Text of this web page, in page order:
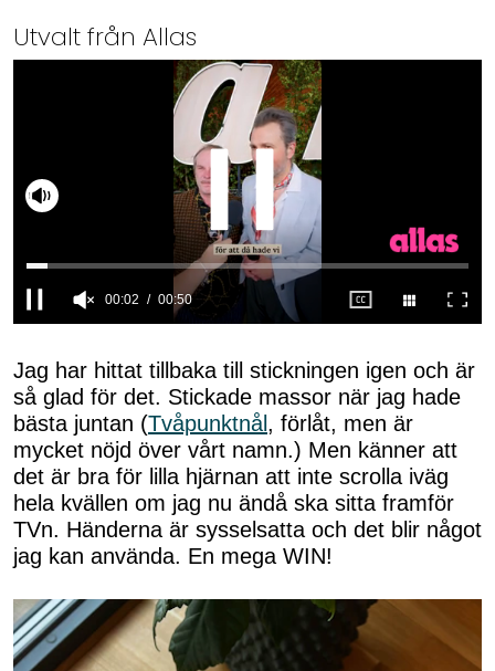
Utvalt från Allas
of
50
seconds
Jag har hittat tillbaka till stickningen igen och är
så glad för det. Stickade massor när jag hade
bästa juntan (Tvåpunktnål, förlåt, men är
mycket nöjd över vårt namn.) Men känner att
det är bra för lilla hjärnan att inte scrolla iväg
hela kvällen om jag nu ändå ska sitta framför
TVn. Händerna är sysselsatta och det blir något
jag kan använda. En mega WIN!